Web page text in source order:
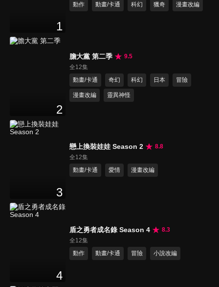
1
動作
動畫/卡通 科幻 獵奇 漫畫改編
2
膽大黨 第二季
9.5
全12集
動畫/卡通
奇幻 科幻 日本 冒險
漫畫改編 靈異神怪
3
戀上換裝娃娃 Season 2
8.8
全12集
動畫/卡通
愛情 漫畫改編
4
盾之勇者成名錄 Season 4
8.3
全12集
動作
動畫/卡通 冒險 小說改編